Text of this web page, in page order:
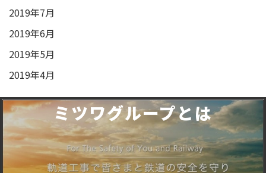
2019年7月
2019年6月
2019年5月
2019年4月
ミツワグループとは